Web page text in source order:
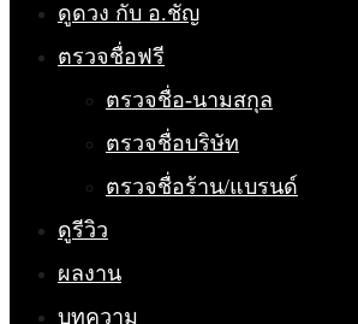
ดูดวง กับ อ.ชัญ
ตรวจชื่อฟรี
ตรวจชื่อ-นามสกุล
ตรวจชื่อบริษัท
ตรวจชื่อร้าน/แบรนด์
ดูรีวิว
ผลงาน
บทความ